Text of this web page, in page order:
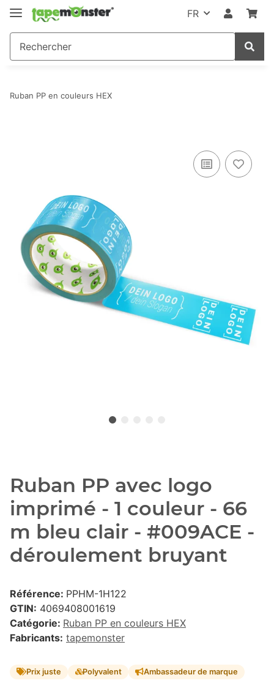
FR
Ruban PP en couleurs HEX
Ruban PP avec logo
imprimé - 1 couleur - 66
m bleu clair - #009ACE -
déroulement bruyant
Référence: PPHM-1H122
GTIN: 4069408001619
Catégorie: Ruban PP en couleurs HEX
Fabricants: tapemonster
Prix juste Polyvalent Ambassadeur de marque